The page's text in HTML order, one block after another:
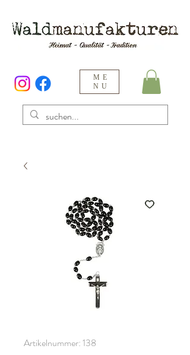
ME
NU
Artikelnummer: 138